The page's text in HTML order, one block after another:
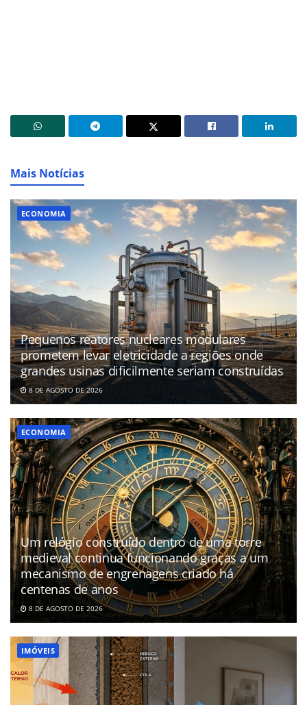
Mais Notícias
ECONOMIA
Pequenos reatores nucleares modulares
prometem levar eletricidade a regiões onde
grandes usinas dificilmente seriam construídas
8 DE AGOSTO DE 2026
ECONOMIA
Um relógio construído dentro de uma torre
medieval continua funcionando graças a um
mecanismo de engrenagens criado há
centenas de anos
8 DE AGOSTO DE 2026
IMÓVEIS